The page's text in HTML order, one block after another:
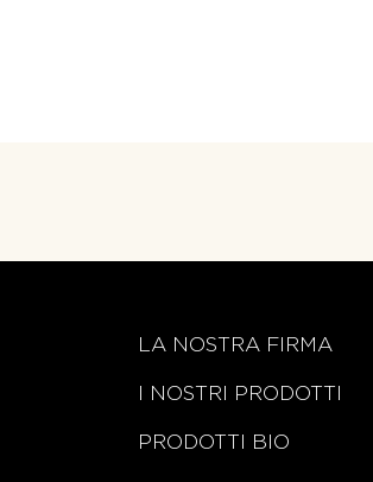
LA NOSTRA FIRMA
I NOSTRI PRODOTTI
PRODOTTI BIO